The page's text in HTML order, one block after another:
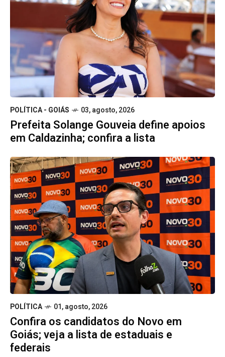
POLÍTICA - GOIÁS 03, agosto, 2026
Prefeita Solange Gouveia define apoios
em Caldazinha; confira a lista
POLÍTICA 01, agosto, 2026
Confira os candidatos do Novo em
Goiás; veja a lista de estaduais e
federais